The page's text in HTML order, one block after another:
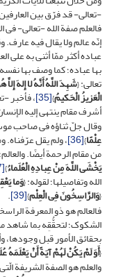
-تعالى- قد فرّق بین
فالعلم صفة الله -تعالى-
إنّه عالم ولا یقال فیه
عباده أکثر ممّا أثنى به
بها عباده؛ کما وصف بها
تعالى: {شَهِدَ اللَّهُ أَنَّهُ لا إِلهَ إِلاَّ
الْعَزیزُ الْحَکیمُ}
[35] ، فأخبر -
أشرف مقام ینتهی إلیه
وقال جلّ ثناؤه فی صاحب
عِلْمًا}
[36] ، ولم یقل
من مقام الرحمة أیضًا.
یَخْشَى اللَّهَ مِنْ عِبادِهِ الْعُلَماءُ}
[37]
الله وتفاصیلها؛ لقوله: {وَما
{وَالرَّاسِخُونَ فِی الْعِلْم}
[39]
.
فالعالم هو ذو المعرفة
الشکوک؛ لتحقُّقِه بما شاهد
بحقائق الأمور قبل وجودها،
{أَوَ لَمْ یَکُنْ لَهُمْ آیَةً أَنْ یَعْلَمَهُ
والعلم هو الصفة الشریفة